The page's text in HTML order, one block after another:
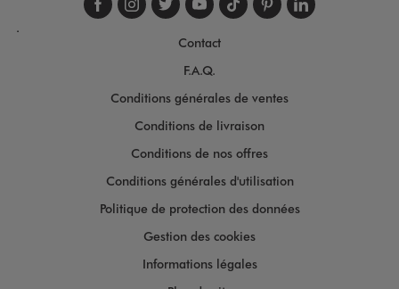
Suivez-nous sur
Suivez-nous sur
Suivez-nous sur
Suivez-nous
Suivez-nous
Suivez-
.
Contact
F.A.Q.
Conditions générales de ventes
Conditions de livraison
Conditions de nos offres
Conditions générales d'utilisation
Politique de protection des données
Gestion des cookies
Informations légales